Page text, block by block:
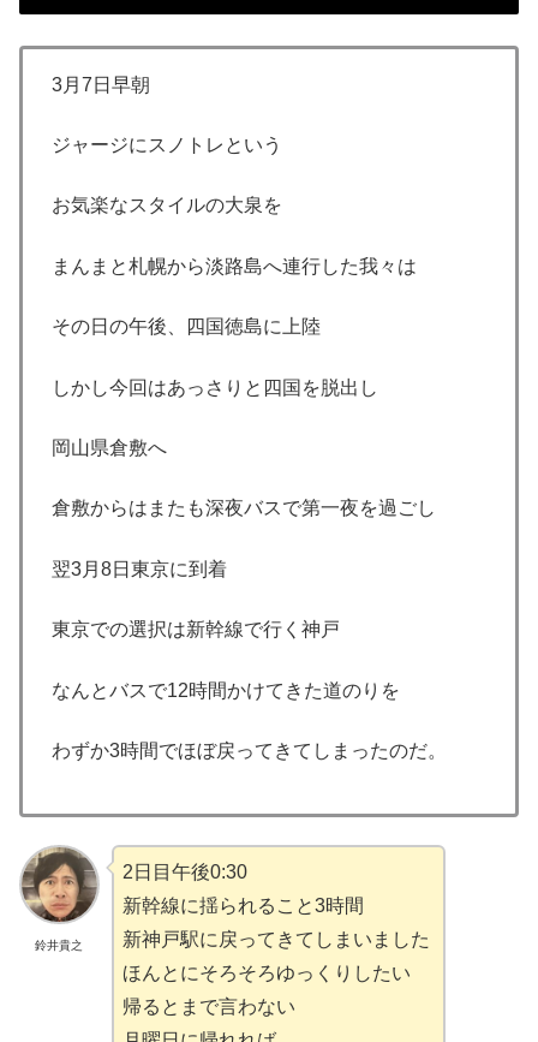
3月7日早朝
ジャージにスノトレという
お気楽なスタイルの大泉を
まんまと札幌から淡路島へ連行した我々は
その日の午後、四国徳島に上陸
しかし今回はあっさりと四国を脱出し
岡山県倉敷へ
倉敷からはまたも深夜バスで第一夜を過ごし
翌3月8日東京に到着
東京での選択は新幹線で行く神戸
なんとバスで12時間かけてきた道のりを
わずか3時間でほぼ戻ってきてしまったのだ。
鈴井貴之
2日目午後0:30
新幹線に揺られること3時間
新神戸駅に戻ってきてしまいました
ほんとにそろそろゆっくりしたい
帰るとまで言わない